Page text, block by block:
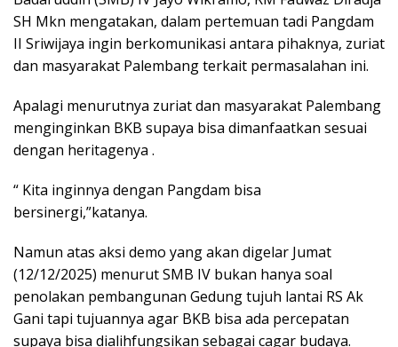
SH Mkn mengatakan, dalam pertemuan tadi Pangdam
II Sriwijaya ingin berkomunikasi antara pihaknya, zuriat
dan masyarakat Palembang terkait permasalahan ini.
Apalagi menurutnya zuriat dan masyarakat Palembang
menginginkan BKB supaya bisa dimanfaatkan sesuai
dengan heritagenya .
“ Kita inginnya dengan Pangdam bisa
bersinergi,”katanya.
Namun atas aksi demo yang akan digelar Jumat
(12/12/2025) menurut SMB IV bukan hanya soal
penolakan pembangunan Gedung tujuh lantai RS Ak
Gani tapi tujuannya agar BKB bisa ada percepatan
supaya bisa dialihfungsikan sebagai cagar budaya.